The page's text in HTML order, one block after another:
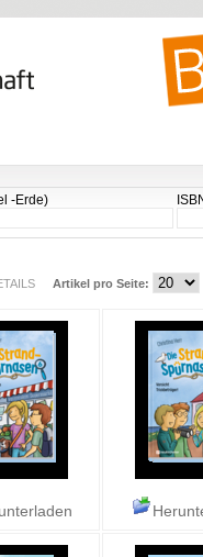
-Erde)
Artikel pro Seite: